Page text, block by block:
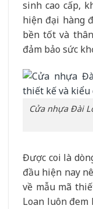
sinh cao cấp,
hiện đại hàng
bền tốt và
đảm bảo sức
Cửa nhựa Đài
Được coi là
đầu hiện nay
về mẫu mã
Loan luôn